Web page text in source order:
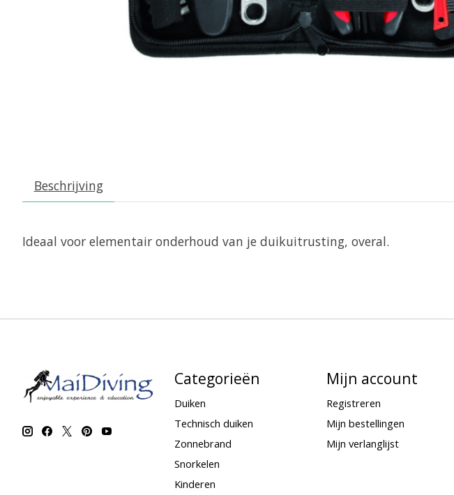
Beschrijving
Ideaal voor elementair onderhoud van je duikuitrusting, overal.
Categorieën
Duiken
Technisch duiken
Zonnebrand
Snorkelen
Kinderen
Mijn account
Registreren
Mijn bestellingen
Mijn verlanglijst